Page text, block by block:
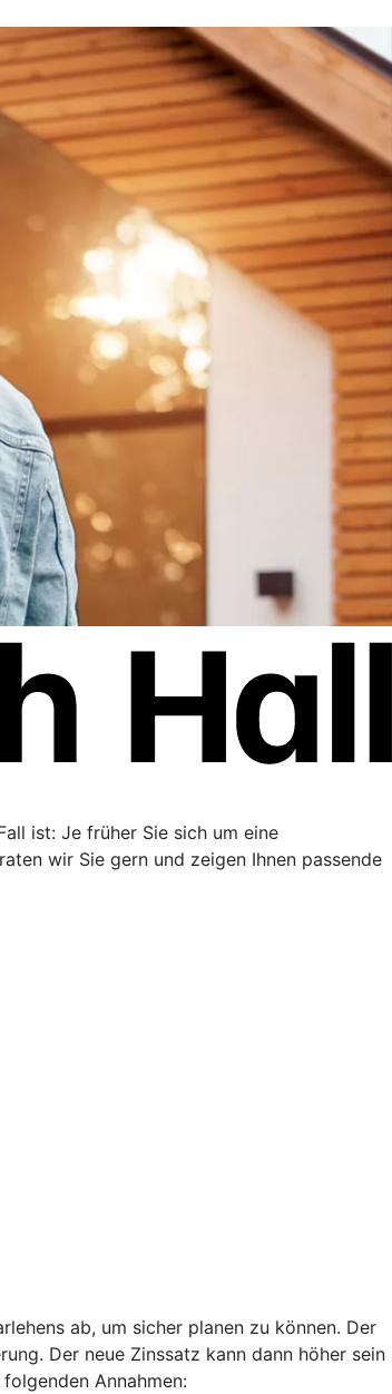
ist: Je früher Sie sich um eine
wir Sie gern und zeigen Ihnen passende
ab, um sicher planen zu können. Der
Der neue Zinssatz kann dann höher sein
Annahmen: